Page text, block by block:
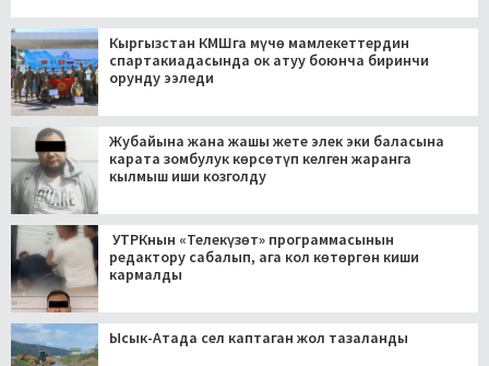
Кыргызстан КМШга мүчө мамлекеттердин
спартакиадасында ок атуу боюнча биринчи
орунду ээледи
Жубайына жана жашы жете элек эки баласына
карата зомбулук көрсөтүп келген жаранга
кылмыш иши козголду
УТРКнын «Телекүзөт» программасынын
редактору сабалып, ага кол көтөргөн киши
кармалды
Ысык-Атада сел каптаган жол тазаланды